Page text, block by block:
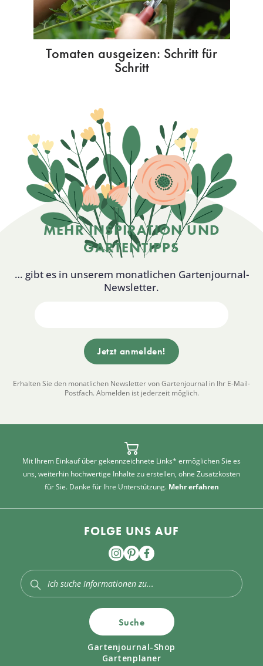
Tomaten ausgeizen: Schritt für
Schritt
MEHR INSPIRATION UND
GARTENTIPPS
… gibt es in unserem monatlichen Gartenjournal-
Newsletter.
Erhalten Sie den monatlichen Newsletter von Gartenjournal in Ihr E-Mail-
Postfach. Abmelden ist jederzeit möglich.
Mit Ihrem Einkauf über gekennzeichnete Links* ermöglichen Sie es
uns, weiterhin hochwertige Inhalte zu erstellen, ohne Zusatzkosten
für Sie. Danke für Ihre Unterstützung. Mehr erfahren
FOLGE UNS AUF
Suche
Gartenjournal-Shop
Gartenplaner